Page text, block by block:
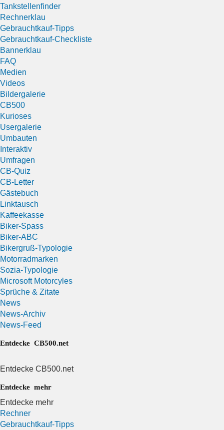
Tankstellenfinder
Rechnerklau
Gebrauchtkauf-Tipps
Gebrauchtkauf-Checkliste
Bannerklau
FAQ
Medien
Videos
Bildergalerie
CB500
Kurioses
Usergalerie
Umbauten
Interaktiv
Umfragen
CB-Quiz
CB-Letter
Gästebuch
Linktausch
Kaffeekasse
Biker-Spass
Biker-ABC
Bikergruß-Typologie
Motorradmarken
Sozia-Typologie
Microsoft Motorcyles
Sprüche & Zitate
News
News-Archiv
News-Feed
Entdecke CB500.net
Entdecke CB500.net
Entdecke mehr
Entdecke mehr
Rechner
Gebrauchtkauf-Tipps